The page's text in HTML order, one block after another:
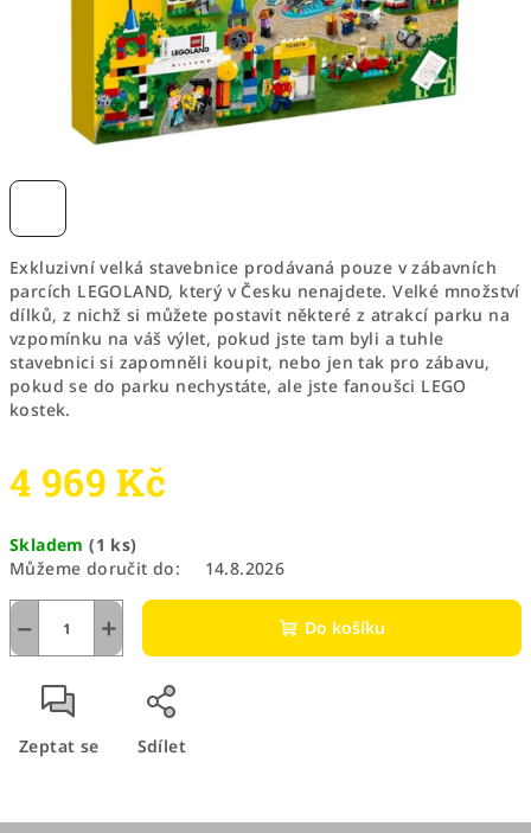
Exkluzivní velká stavebnice prodávaná pouze v zábavních
parcích LEGOLAND, který v Česku nenajdete. Velké množství
dílků, z nichž si můžete postavit některé z atrakcí parku na
vzpomínku na váš výlet, pokud jste tam byli a tuhle
stavebnici si zapomněli koupit, nebo jen tak pro zábavu,
pokud se do parku nechystáte, ale jste fanoušci LEGO
kostek.
4 969 Kč
cena:
Skladem(1 ks)
Můžeme doručit do:
14.8.2026
+
− Do košíku
Zeptat se Sdílet